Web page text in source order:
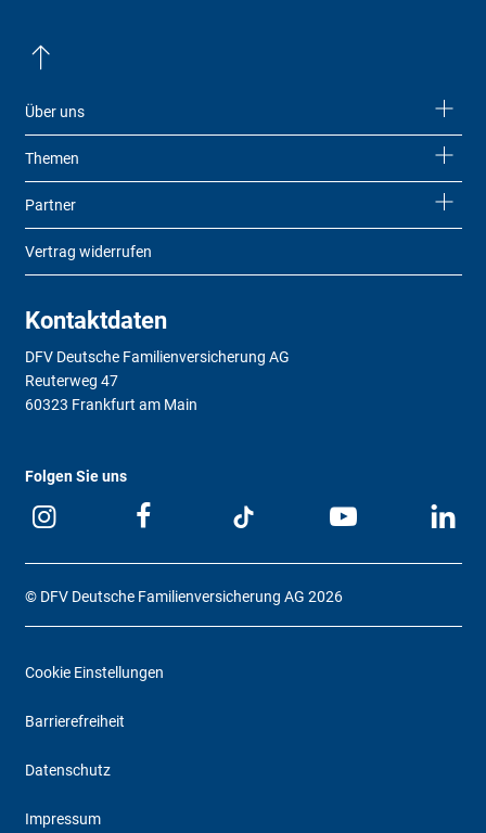
Über uns
Themen
Partner
Vertrag widerrufen
Kontaktdaten
DFV Deutsche Familienversicherung AG
Reuterweg 47
60323 Frankfurt am Main
Folgen Sie uns
© DFV Deutsche Familienversicherung AG 2026
Cookie Einstellungen
Barrierefreiheit
Datenschutz
Impressum